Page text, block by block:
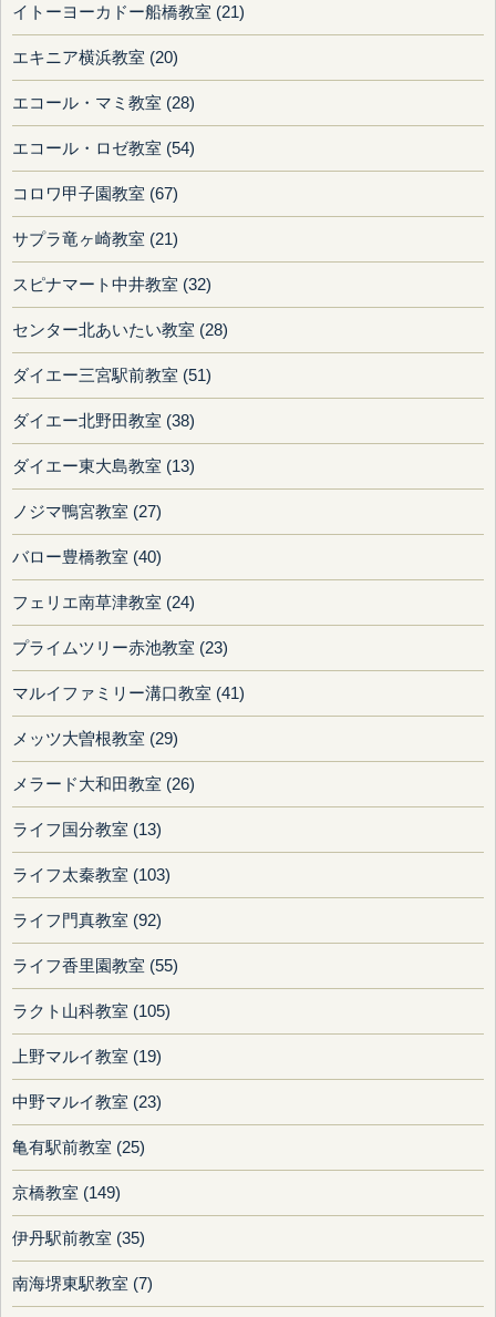
イトーヨーカドー船橋教室 (21)
エキニア横浜教室 (20)
エコール・マミ教室 (28)
エコール・ロゼ教室 (54)
コロワ甲子園教室 (67)
サプラ竜ヶ崎教室 (21)
スピナマート中井教室 (32)
センター北あいたい教室 (28)
ダイエー三宮駅前教室 (51)
ダイエー北野田教室 (38)
ダイエー東大島教室 (13)
ノジマ鴨宮教室 (27)
バロー豊橋教室 (40)
フェリエ南草津教室 (24)
プライムツリー赤池教室 (23)
マルイファミリー溝口教室 (41)
メッツ大曽根教室 (29)
メラード大和田教室 (26)
ライフ国分教室 (13)
ライフ太秦教室 (103)
ライフ門真教室 (92)
ライフ香里園教室 (55)
ラクト山科教室 (105)
上野マルイ教室 (19)
中野マルイ教室 (23)
亀有駅前教室 (25)
京橋教室 (149)
伊丹駅前教室 (35)
南海堺東駅教室 (7)